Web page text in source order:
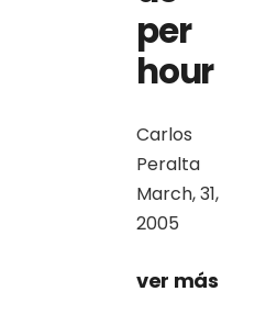
per
hour
Carlos
Peralta
March, 31,
2005
ver más